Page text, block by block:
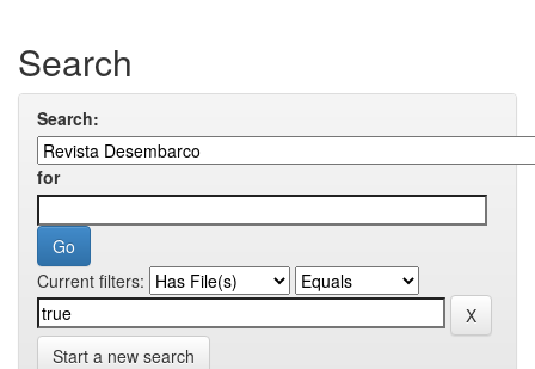
Search
Search:
for
Current filters:
Start a new search